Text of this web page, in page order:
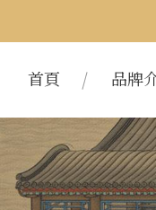
首頁 品牌